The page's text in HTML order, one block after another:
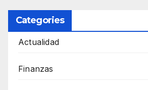
Categories
Actualidad
Finanzas